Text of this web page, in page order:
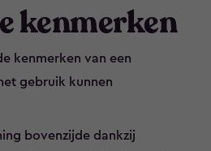
kenmerken
kenmerken van een
gebruik kunnen
bovenzijde dankzij